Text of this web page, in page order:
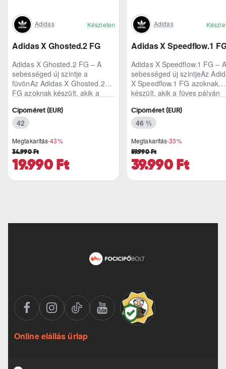
Adidas Készleten
Adidas X Ghosted.2 FG
Adidas X Ghosted.2 FG – A
sebességed új szintje a
füvönAz Adidas X Ghosted.2
FG azoknak készült, akik a
pillanataiban is azonnal r..
Megtakarítás-43%
19.990 Ft
34.990 Ft
Cipőméret (EUR)
42
Adidas
Adidas X Speedflow.1
Adidas X Speedflow.1 FG – A
sebességed új szintjeAz
X Speedflow.1 FG azoknak
készült, akik a füves pályán
ritmust diktál..
Megtakarítás-33%
39.990 Ft
59.990 Ft
Cipőméret (EUR)
46 ⅔
Online elállás űrlap